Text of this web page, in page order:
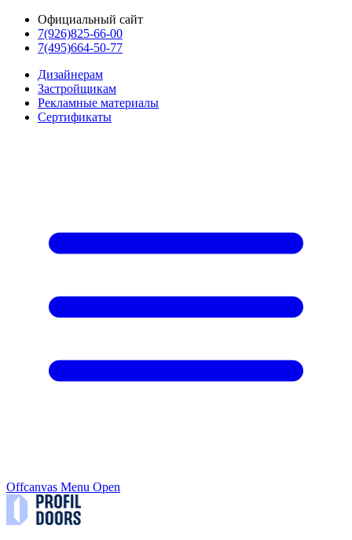
Официальный сайт
7(926)825-66-00
7(495)664-50-77
Дизайнерам
Застройщикам
Рекламные материалы
Сертификаты
Offcanvas Menu Open